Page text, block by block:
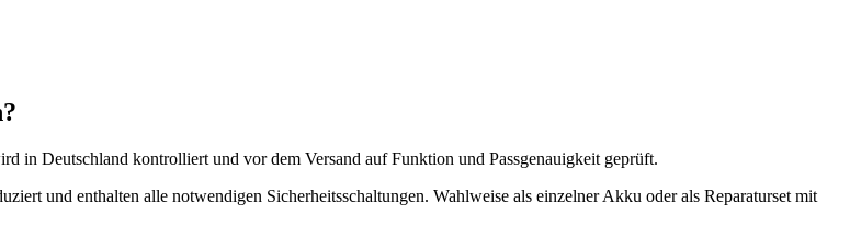
in Deutschland kontrolliert und vor dem Versand auf Funktion und Passgenauigkeit geprüft.
und enthalten alle notwendigen Sicherheitsschaltungen. Wahlweise als einzelner Akku oder als Reparaturset mit